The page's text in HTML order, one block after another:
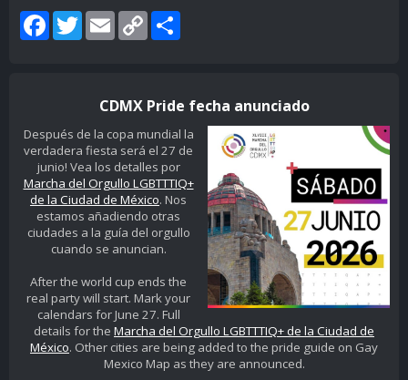
FacebookTwitterEmail Copy
Link
CDMX Pride fecha anunciado
Después de la copa mundial la
verdadera fiesta será el 27 de
junio! Vea los detalles por
Marcha del Orgullo LGBTTTIQ+
de la Ciudad de México. Nos
estamos añadiendo otras
ciudades a la guía del orgullo
cuando se anuncian.
After the world cup ends the
real party will start. Mark your
calendars for June 27. Full
details for the Marcha del Orgullo LGBTTTIQ+ de la Ciudad de
México. Other cities are being added to the pride guide on Gay
Mexico Map as they are announced.